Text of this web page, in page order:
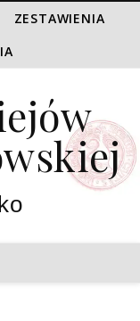
ZESTAWIENIA